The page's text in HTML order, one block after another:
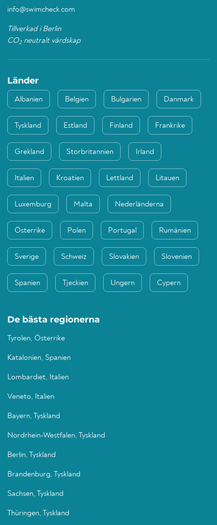
info@swimcheck.com
Tillverkad i Berlin
CO2neutralt värdskap
Länder
Albanien Belgien Bulgarien Danmark
Tyskland Estland Finland Frankrike
Grekland Storbritannien Irland
Italien Kroatien Lettland Litauen
Luxemburg Malta Nederländerna
Österrike Polen Portugal Rumänien
Sverige Schweiz Slovakien Slovenien
Spanien Tjeckien Ungern Cypern
De bästa regionerna
Tyrolen, Österrike
Katalonien, Spanien
Lombardiet, Italien
Veneto, Italien
Bayern, Tyskland
Nordrhein-Westfalen, Tyskland
Berlin, Tyskland
Brandenburg, Tyskland
Sachsen, Tyskland
Thüringen, Tyskland